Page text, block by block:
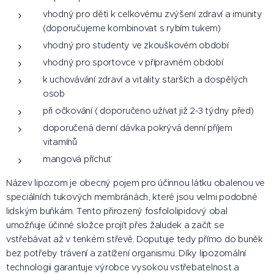
vhodný pro děti k celkovému zvýšení zdraví a imunity
(doporučujeme kombinovat s rybím tukem)
vhodný pro studenty ve zkouškovém období
vhodný pro sportovce v přípravném období
k uchovávání zdraví a vitality starších a dospělých
osob
při očkování ( doporučeno užívat již 2-3 týdny před)
doporučená denní dávka pokrývá denní příjem
vitamínů
mangová příchuť
Název lipozom je obecný pojem pro účinnou látku obalenou ve
speciálních tukových membránách, které jsou velmi podobné
lidským buňkám. Tento přirozený fosfololipidový obal
umožňuje účinné složce projít přes žaludek a začít se
vstřebávat až v tenkém střevě. Doputuje tedy přímo do buněk
bez potřeby trávení a zatížení organismu. Díky lipozomální
technologii garantuje výrobce vysokou vstřebatelnost a